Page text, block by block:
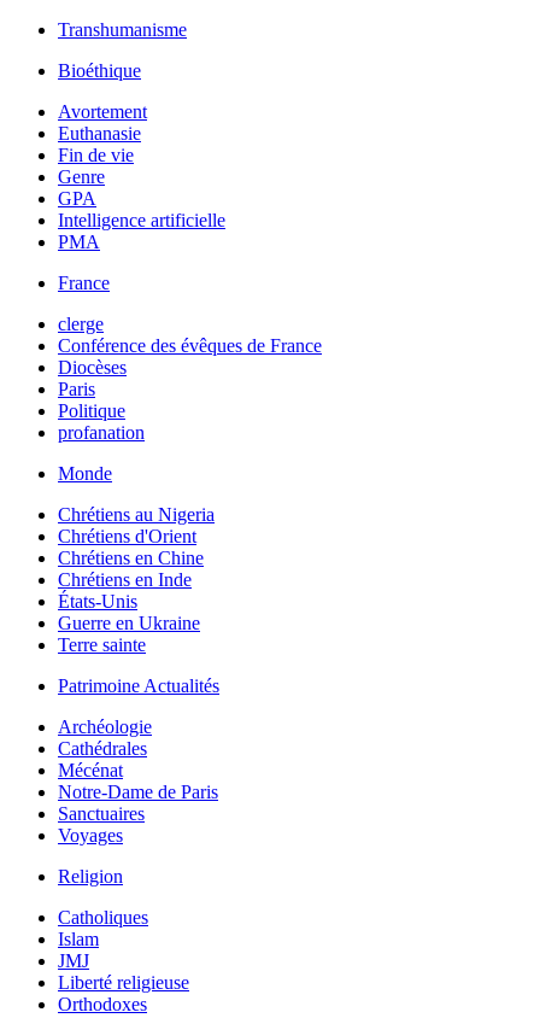
Transhumanisme
Bioéthique
Avortement
Euthanasie
Fin de vie
Genre
GPA
Intelligence artificielle
PMA
France
clerge
Conférence des évêques de France
Diocèses
Paris
Politique
profanation
Monde
Chrétiens au Nigeria
Chrétiens d'Orient
Chrétiens en Chine
Chrétiens en Inde
États-Unis
Guerre en Ukraine
Terre sainte
Patrimoine Actualités
Archéologie
Cathédrales
Mécénat
Notre-Dame de Paris
Sanctuaires
Voyages
Religion
Catholiques
Islam
JMJ
Liberté religieuse
Orthodoxes